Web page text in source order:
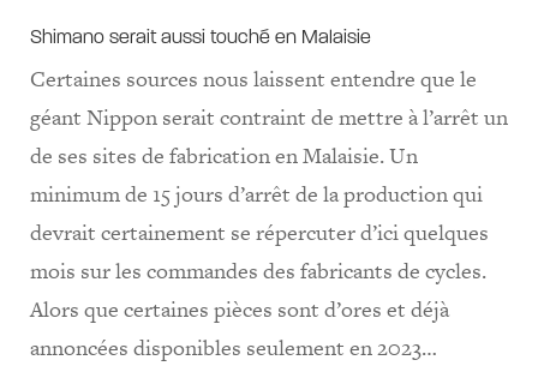
Shimano serait aussi touché en Malaisie
Certaines sources nous laissent entendre que le
géant Nippon serait contraint de mettre à l’arrêt un
de ses sites de fabrication en Malaisie. Un
minimum de 15 jours d’arrêt de la production qui
devrait certainement se répercuter d’ici quelques
mois sur les commandes des fabricants de cycles.
Alors que certaines pièces sont d’ores et déjà
annoncées disponibles seulement en 2023…